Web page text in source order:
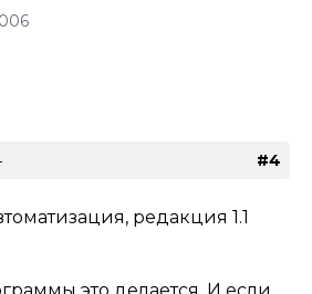
#4
редакция 1.1